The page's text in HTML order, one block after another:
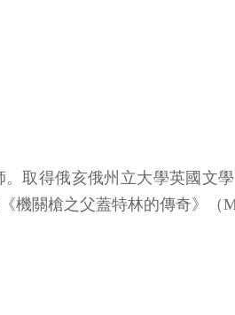
取得俄亥俄州立大學英國文
關槍之父蓋特林的傳奇》（